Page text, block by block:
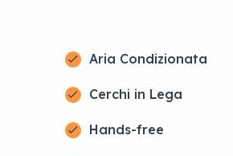
Aria Condizionata
Cerchi in Lega
Hands-free